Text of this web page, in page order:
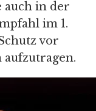
auch in der
im 1.
vor
aufzutragen.